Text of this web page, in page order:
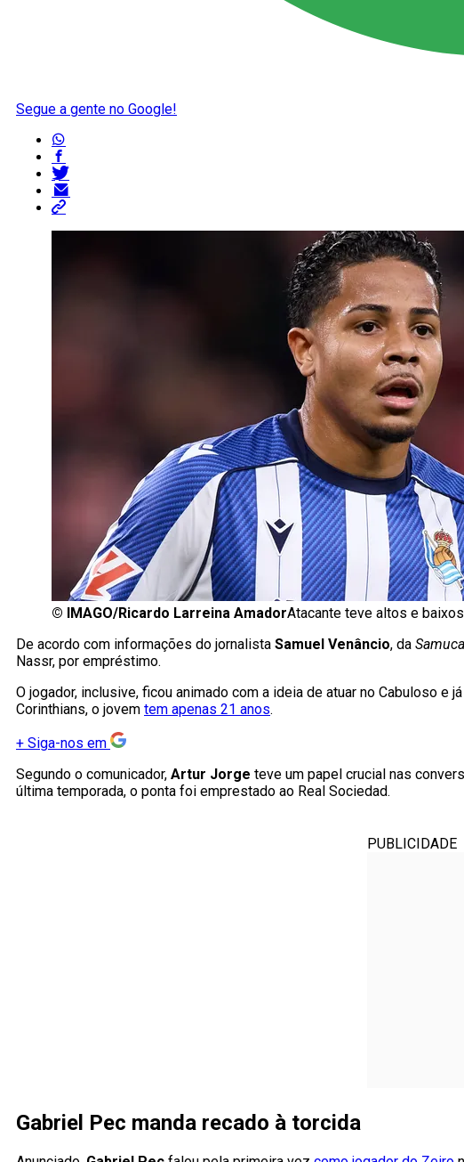
Segue a gente no Google!
© IMAGO/Ricardo Larreina AmadorAtacante teve altos e
De acordo com informações do jornalista Samuel Venâncio, da
Nassr, por empréstimo.
O jogador, inclusive, ficou animado com a ideia de atuar no Cabuloso
Corinthians, o jovem tem apenas 21 anos.
+ Siga-nos em
Segundo o comunicador, Artur Jorge teve um papel crucial nas
última temporada, o ponta foi emprestado ao Real Sociedad.
PUBLICIDADE
Gabriel Pec manda recado à torcida